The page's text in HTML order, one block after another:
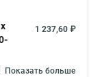
1 237,60 ₽
Показать больше